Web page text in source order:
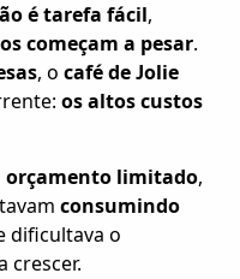
é tarefa fácil,
começam a pesar.
, o café de Jolie
os altos custos
orçamento limitado,
consumindo
dificultava o
crescer.